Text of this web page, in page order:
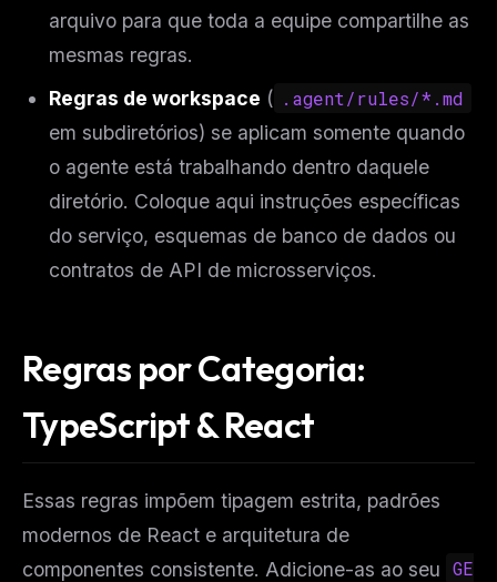
arquivo para que toda a equipe compartilhe as
mesmas regras.
Regras de workspace ( .agent/rules/*.md
em subdiretórios) se aplicam somente quando
o agente está trabalhando dentro daquele
diretório. Coloque aqui instruções específicas
do serviço, esquemas de banco de dados ou
contratos de API de microsserviços.
Regras por Categoria:
TypeScript & React
Essas regras impõem tipagem estrita, padrões
modernos de React e arquitetura de
componentes consistente. Adicione-as ao seu GE